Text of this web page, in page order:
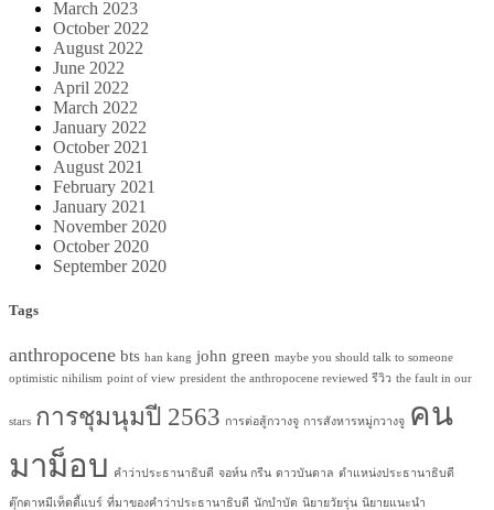
March 2023
October 2022
August 2022
June 2022
April 2022
March 2022
January 2022
October 2021
August 2021
February 2021
January 2021
November 2020
October 2020
September 2020
Tags
anthropocene bts han kang john green maybe you should talk to someone
optimistic nihilism point of view president the anthropocene reviewed รีวิว the fault in our
stars การชุมนุมปี 2563 การต่อสู้กวางจู การสังหารหมู่กวางจู คน
มาม็อบ
คำว่าประธานาธิบดี จอห์น กรีน ดาวบันดาล ตำแหน่งประธานาธิบดี
ตุ๊กตาหมีเท็ดดี้แบร์ ที่มาของคำว่าประธานาธิบดี นักบำบัด นิยายวัยรุ่น นิยายแนะนำ